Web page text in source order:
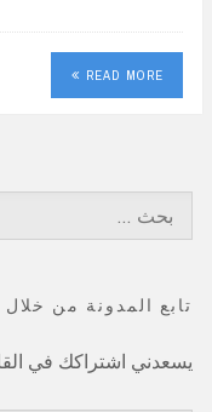
READ MORE
تابع المدونة من خلال
يسعدني اشتراكك في